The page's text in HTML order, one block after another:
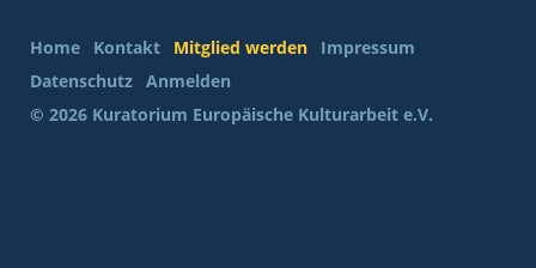
Home Kontakt Mitglied werden
Impressum
Datenschutz Anmelden
© 2026 Kuratorium Europäische Kulturarbeit e.V.